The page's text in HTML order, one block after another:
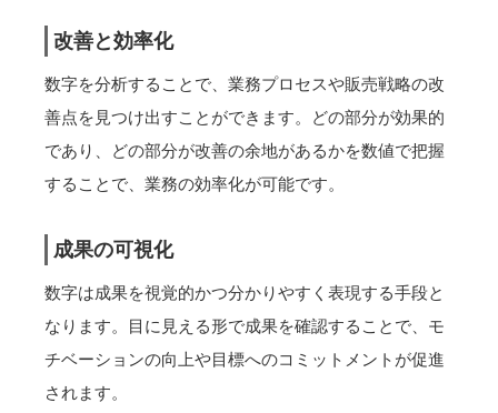
改善と効率化
数字を分析することで、業務プロセスや販売戦略の改
善点を見つけ出すことができます。どの部分が効果的
であり、どの部分が改善の余地があるかを数値で把握
することで、業務の効率化が可能です。
成果の可視化
数字は成果を視覚的かつ分かりやすく表現する手段と
なります。目に見える形で成果を確認することで、モ
チベーションの向上や目標へのコミットメントが促進
されます。